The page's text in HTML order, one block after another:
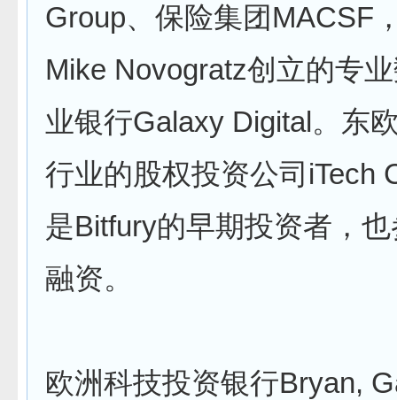
Group、保险集团MACSF
Mike Novogratz创立的专
业银行Galaxy Digital。东
行业的股权投资公司iTech
是Bitfury的早期投资者，
融资。
欧洲科技投资银行Bryan,